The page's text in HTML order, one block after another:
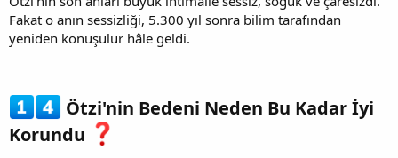
Fakat o anın sessizliği, 5.300 yıl sonra bilim tarafından
yeniden konuşulur hâle geldi.
Ötzi'nin Bedeni Neden Bu Kadar İyi
Korundu